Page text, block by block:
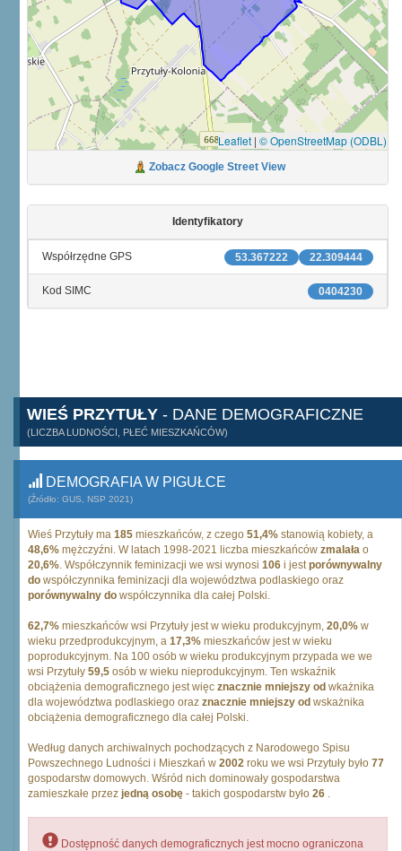
Leaflet | © OpenStreetMap (ODBL)
Zobacz Google Street View
Identyfikatory
22.309444
53.367222
Współrzędne GPS
0404230
Kod SIMC
WIEŚ PRZYTUŁY - DANE DEMOGRAFICZNE
(LICZBA LUDNOŚCI, PŁEĆ MIESZKAŃCÓW)
DEMOGRAFIA W PIGUŁCE
(Źródło: GUS, NSP 2021)
Wieś Przytuły ma 185 mieszkańców, z czego 51,4% stanowią kobiety, a
48,6% mężczyźni. W latach 1998-2021 liczba mieszkańców zmalała o
20,6%. Współczynnik feminizacji we wsi wynosi 106 i jestporównywalny
do współczynnika feminizacji dla województwa podlaskiego oraz
porównywalny do współczynnika dla całej Polski.
62,7% mieszkańców wsi Przytuły jest w wieku produkcyjnym, 20,0% w
wieku przedprodukcyjnym, a 17,3% mieszkańców jest w wieku
poprodukcyjnym. Na 100 osób w wieku produkcyjnym przypada we we
wsi Przytuły 59,5 osób w wieku nieprodukcyjnym. Ten wskaźnik
obciążenia demograficznego jest więc znacznie mniejszy od wkażnika
dla województwa podlaskiego oraz znacznie mniejszy od wskażnika
obciążenia demograficznego dla całej Polski.
Według danych archiwalnych pochodzących z Narodowego Spisu
Powszechnego Ludności i Mieszkań w 2002 roku we wsi Przytuły było 77
gospodarstw domowych. Wśród nich dominowały gospodarstwa
zamieszkałe przez jedną osobę - takich gospodarstw było 26 .
Dostępność danych demograficznych jest mocno ograniczona